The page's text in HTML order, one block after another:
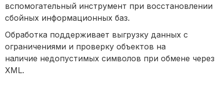
вспомогательный инструмент при восстановлении
сбойных информационных баз.
Обработка поддерживает выгрузку данных с
ограничениями и проверку объектов на
наличие недопустимых символов при обмене через
XML.